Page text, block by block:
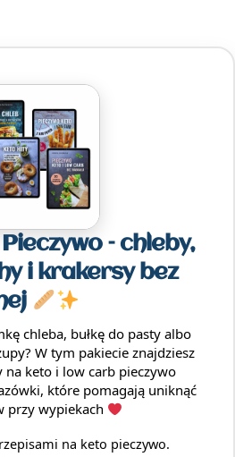
– chleby,
i krakersy bez
chleba, bułkę do pasty albo
W tym pakiecie znajdziesz
na keto i low carb pieczywo
które pomagają uniknąć
przy wypiekach
na keto pieczywo.